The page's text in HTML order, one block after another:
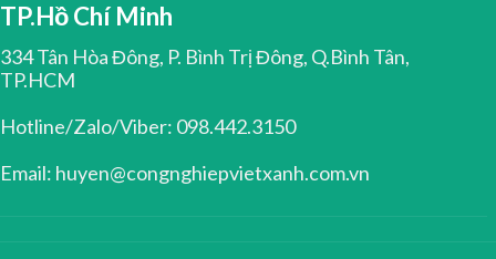
TP.Hồ Chí Minh
334 Tân Hòa Đông, P. Bình Trị Đông, Q.Bình Tân,
TP.HCM
Hotline/Zalo/Viber: 098.442.3150
Email: huyen@congnghiepvietxanh.com.vn